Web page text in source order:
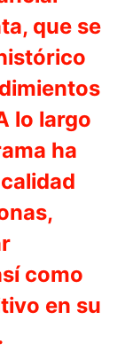
que se
lo largo
ha
como
en su